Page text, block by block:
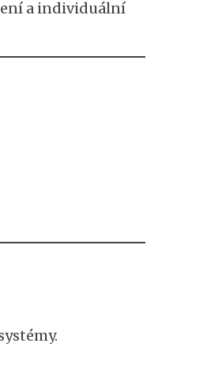
a individuální